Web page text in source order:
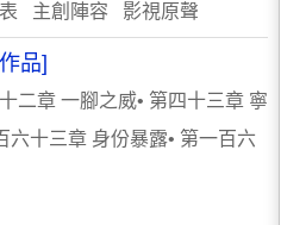
主創陣容 影視原聲
品]
二章 一腳之威• 第四十三章 寧
六十三章 身份暴露• 第一百六